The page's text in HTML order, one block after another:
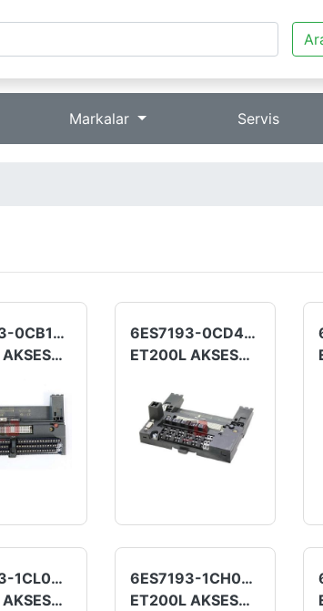
Markalar Servis
6ES7193-0CB10-0XA0
ET200L AKSESUAR
6ES7193-0CD40-0XA0
ET200L AKSESUAR
6ES7193-1CL00-0XA0
ET200L AKSESUAR
6ES7193-1CH00-0XA0
ET200L AKSESUAR